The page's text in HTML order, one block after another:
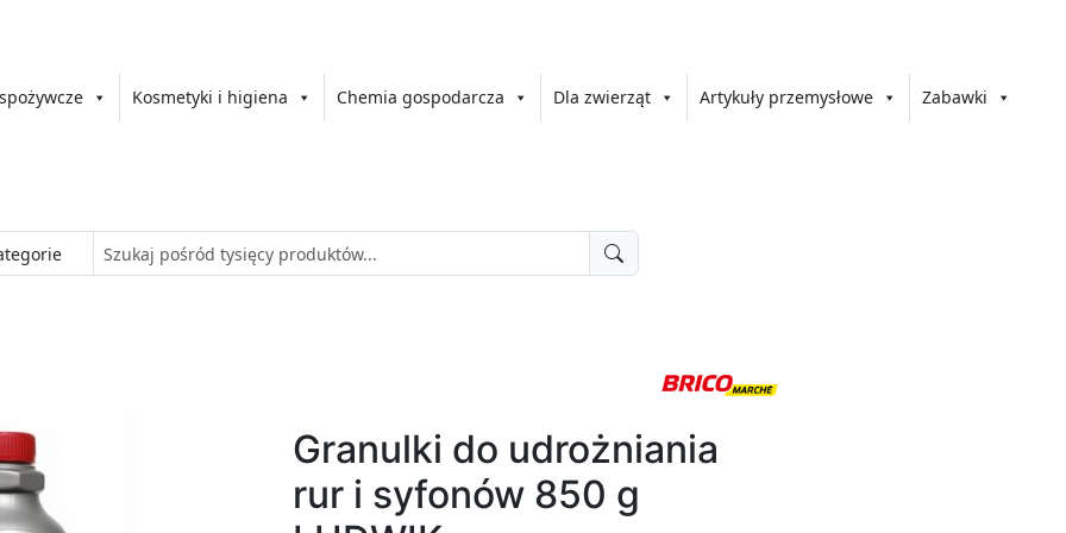
Kosmetyki i higiena Chemia gospodarcza Dla zwierząt Artykuły przemysłowe Zabawki
Granulki do udrożniania
rur i syfonów 850 g